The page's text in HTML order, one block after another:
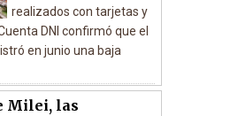
realizados con tarjetas y
DNI confirmó que el
en junio una baja
Milei, las